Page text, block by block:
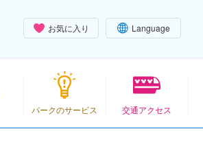
お気に入り Language
パークのサービス 交通アクセス